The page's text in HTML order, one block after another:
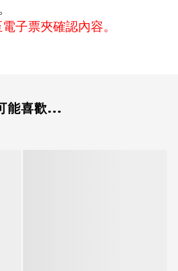
子票夾確認內容。
能喜歡...